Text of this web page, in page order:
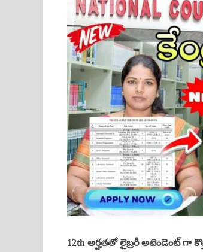
12th అర్హతతో లైబ్రరీ అటెండెంట్ గా